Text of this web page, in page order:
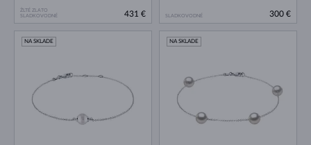
ŽLTÉ ZLATO
SLADKOVODNÉ
431 € SLADKOVODNÉ 300 €
NA SKLADE NA SKLADE